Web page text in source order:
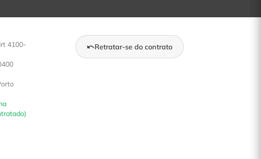
4100-
Retratar-se do contrato